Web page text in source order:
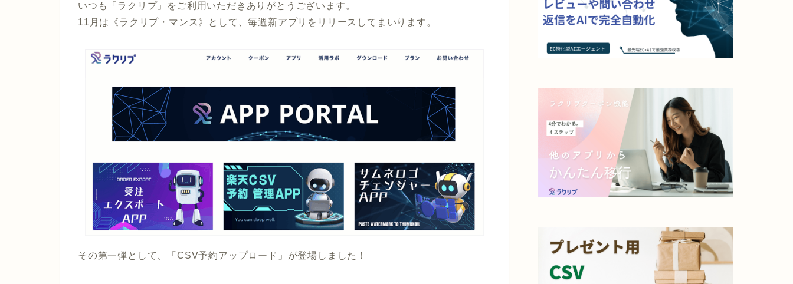
いつも「ラクリプ」をご利用いただきありがとうございます。
11月は《ラクリプ・マンス》として、毎週新アプリをリリースしてまいります。
その第一弾として、「CSV予約アップロード」が登場しました！